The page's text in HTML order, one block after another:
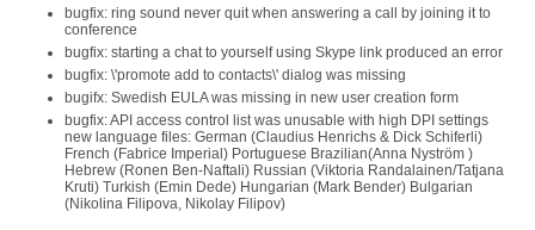
bugfix: ring sound never quit when answering a call by joining it to
conference
bugfix: starting a chat to yourself using Skype link produced an error
bugfix: \'promote add to contacts\' dialog was missing
bugifx: Swedish EULA was missing in new user creation form
bugfix: API access control list was unusable with high DPI settings
new language files: German (Claudius Henrichs & Dick Schiferli)
French (Fabrice Imperial) Portuguese Brazilian(Anna Nyström )
Hebrew (Ronen Ben-Naftali) Russian (Viktoria Randalainen/Tatjana
Kruti) Turkish (Emin Dede) Hungarian (Mark Bender) Bulgarian
(Nikolina Filipova, Nikolay Filipov)